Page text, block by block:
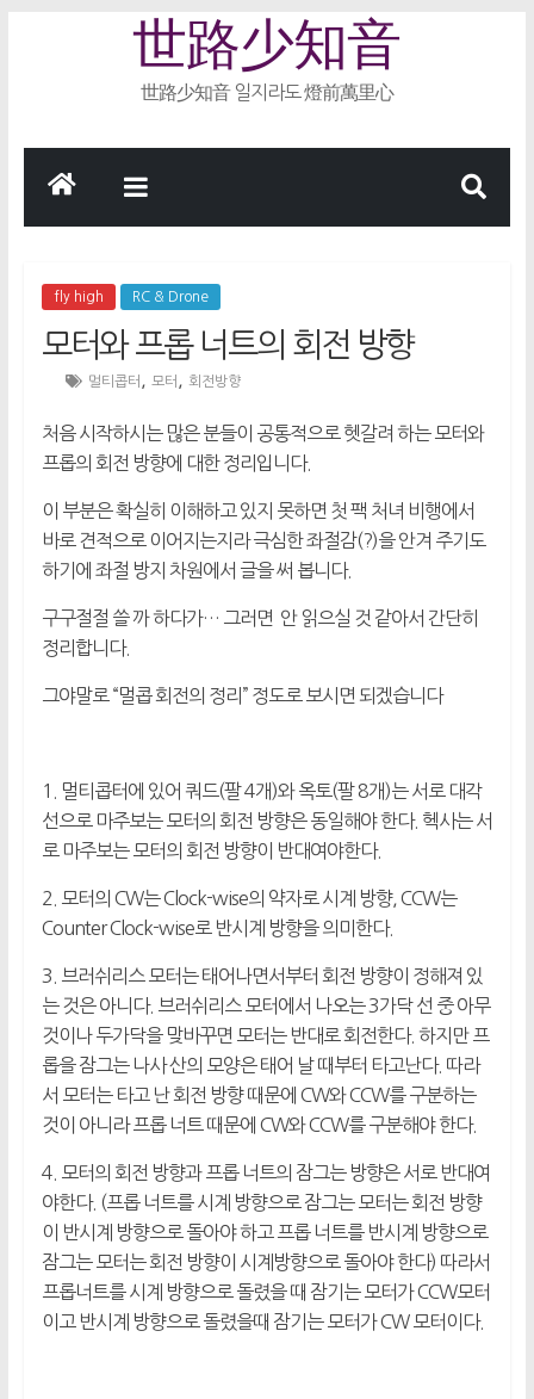
世路少知音
世路少知音 일지라도 燈前萬里心
fly high RC & Drone
모터와 프롭 너트의 회전 방향
멀티콥터 모터 회전방향
처음 시작하시는 많은 분들이 공통적으로 헷갈려 하는 모터와
프롭의 회전 방향에 대한 정리입니다.
이 부분은 확실히 이해하고 있지 못하면 첫 팩 처녀 비행에서
바로 견적으로 이어지는지라 극심한 좌절감(?)을 안겨 주기도
하기에 좌절 방지 차원에서 글을 써 봅니다.
구구절절 쓸 까 하다가… 그러면 안 읽으실 것 같아서 간단히
정리합니다.
그야말로 “멀콥 회전의 정리” 정도로 보시면 되겠습니다
1. 멀티콥터에 있어 쿼드(팔 4개)와 옥토(팔 8개)는 서로 대각
선으로 마주보는 모터의 회전 방향은 동일해야 한다. 헥사는 서
로 마주보는 모터의 회전 방향이 반대여야한다.
2. 모터의 CW는 Clock-wise의 약자로 시계 방향, CCW는
Counter Clock-wise로 반시계 방향을 의미한다.
3. 브러쉬리스 모터는 태어나면서부터 회전 방향이 정해져 있
는 것은 아니다. 브러쉬리스 모터에서 나오는 3가닥 선 중 아무
것이나 두가닥을 맞바꾸면 모터는 반대로 회전한다. 하지만 프
롭을 잠그는 나사 산의 모양은 태어 날 때부터 타고난다. 따라
서 모터는 타고 난 회전 방향 때문에 CW와 CCW를 구분하는
것이 아니라 프롭 너트 때문에 CW와 CCW를 구분해야 한다.
4. 모터의 회전 방향과 프롭 너트의 잠그는 방향은 서로 반대여
야한다. (프롭 너트를 시계 방향으로 잠그는 모터는 회전 방향
이 반시계 방향으로 돌아야 하고 프롭 너트를 반시계 방향으로
잠그는 모터는 회전 방향이 시계방향으로 돌아야 한다) 따라서
프롭너트를 시계 방향으로 돌렸을 때 잠기는 모터가 CCW모터
이고 반시계 방향으로 돌렸을때 잠기는 모터가 CW 모터이다.